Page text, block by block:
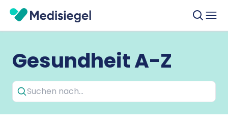
Gesundheit A-Z